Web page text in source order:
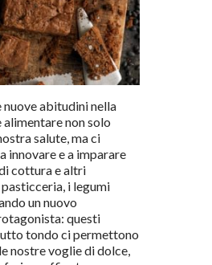
abitudini nella
non solo
salute, ma ci
innovare e a imparare
cottura e altri
i legumi
un nuovo
questi
tondo ci permettono
nostre voglie di dolce,